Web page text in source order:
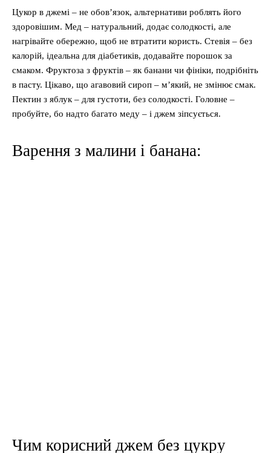
Цукор в джемі – не обов’язок, альтернативи роблять його
здоровішим. Мед – натуральний, додає солодкості, але
нагрівайте обережно, щоб не втратити користь. Стевія – без
калорій, ідеальна для діабетиків, додавайте порошок за
смаком. Фруктоза з фруктів – як банани чи фініки, подрібніть
в пасту. Цікаво, що агавовий сироп – м’який, не змінює смак.
Пектин з яблук – для густоти, без солодкості. Головне –
пробуйте, бо надто багато меду – і джем зіпсується.
Варення з малини і банана:
Чим корисний джем без цукру